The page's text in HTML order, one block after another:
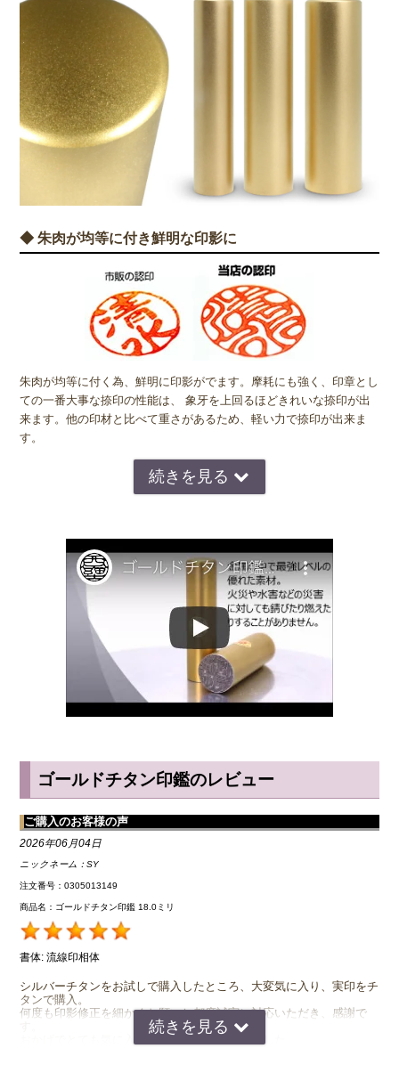
◆ 朱肉が均等に付き鮮明な印影に
朱肉が均等に付く為、鮮明に印影がでます。摩耗にも強く、印章とし
ての一番大事な捺印の性能は、 象牙を上回るほどきれいな捺印が出
来ます。他の印材と比べて重さがあるため、軽い力で捺印が出来ま
す。
の味わいをそのままに精密な印影彫刻を行う他、外枠部分は、一点ず
つ手作業で研磨仕上げを施しています。その為、縁取りにも銀色が現
れますが、機械彫刻のみでは実現できない滑らかな仕上がりのチタン
印となります。量産品ではない丹念な作業の成せる仕上がりを、ぜひ
一度味わって下さい。
ご注文頂いたタイミングによって、若干色が異なる場合があります。
また、お客様のモニタ設定やお部屋の照明により実際の商品と印象が
異なる場合もございますので、ご理解いただき、お買い求めいただけ
ると幸いです。
印鑑はどうしても素肌で直接触れる機会が多いため、金属アレルギー
をもっている人にとっては金属製の印鑑は抵抗がありますよね。しか
し、チタンはどんな人でも持つことができる人体にやさしい金属で
す。チタンはインプラント治療や金属アレルギー用のアクセサリー類
にも使われている素材で、誰でも安心して使うことができます。
◆ 耐熱・強度でも安心なチタン
チタンは融点が1668℃と高いため、耐熱性にも非常に優れていま
す。火災における炎の温度はチタンの融点を超えることはないため、
印鑑が溶けたり変形したりすることはありません。 一生物の印鑑と
して選ぶには非常に向いているといえます。
チタンは強度という意味でもかなり丈夫です。ふとした瞬間に印鑑の
側面に細かな傷がついてしまうことはありますが、 落としたりぶつ
ゴールドチタン印鑑のレビュー
ご購入のお客様の声
2026年06月04日
ニックネーム：SY
注文番号：0305013149
商品名：ゴールドチタン印鑑 18.0ミリ
書体: 流線印相体
シルバーチタンをお試しで購入したところ、大変気に入り、実印をチ
タンで購入。
何度も印影修正を細かくお願いし都度誠実に対応いただき、感謝で
おかげでとても気に入っている字体に完成しました。